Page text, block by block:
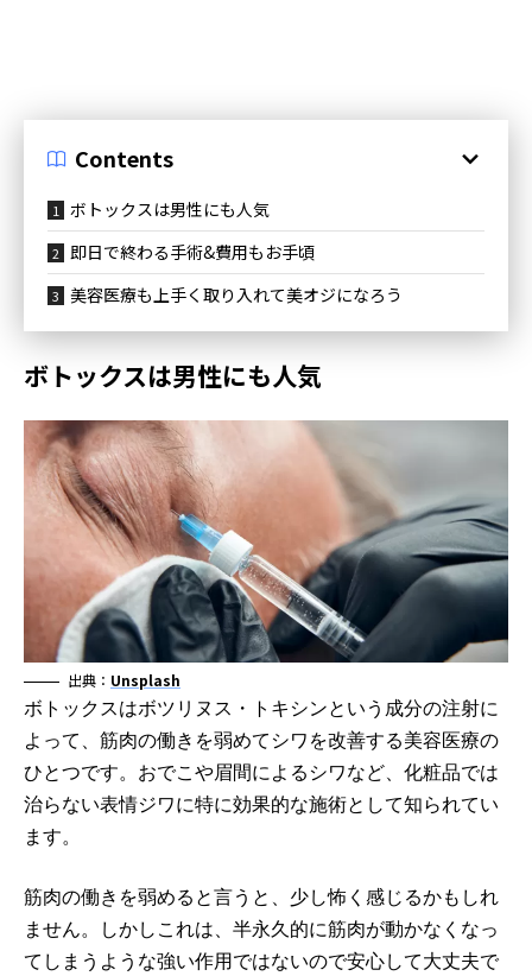
Contents
ボトックスは男性にも人気
即日で終わる手術&費用もお手頃
美容医療も上手く取り入れて美オジになろう
ボトックスは男性にも人気
出典： Unsplash
ボトックスはボツリヌス・トキシンという成分の注射に
よって、筋肉の働きを弱めてシワを改善する美容医療の
ひとつです。おでこや眉間によるシワなど、化粧品では
治らない表情ジワに特に効果的な施術として知られてい
ます。
筋肉の働きを弱めると言うと、少し怖く感じるかもしれ
ません。しかしこれは、半永久的に筋肉が動かなくなっ
てしまうような強い作用ではないので安心して大丈夫で